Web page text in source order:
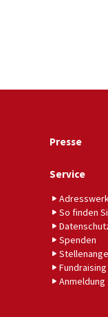
Presse
Service
So finden
Spenden
Fundraising